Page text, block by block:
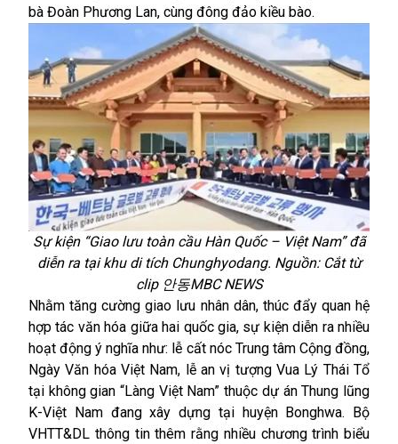
bà Đoàn Phương Lan, cùng đông đảo kiều bào.
Sự kiện “Giao lưu toàn cầu Hàn Quốc – Việt Nam” đã
diễn ra tại khu di tích Chunghyodang. Nguồn: Cắt từ
clip 안동MBC NEWS
Nhằm tăng cường giao lưu nhân dân, thúc đẩy quan hệ
hợp tác văn hóa giữa hai quốc gia, sự kiện diễn ra nhiều
hoạt động ý nghĩa như: lễ cất nóc Trung tâm Cộng đồng,
Ngày Văn hóa Việt Nam, lễ an vị tượng Vua Lý Thái Tổ
tại không gian “Làng Việt Nam” thuộc dự án Thung lũng
K-Việt Nam đang xây dựng tại huyện Bonghwa. Bộ
VHTT&DL thông tin thêm rằng nhiều chương trình biểu